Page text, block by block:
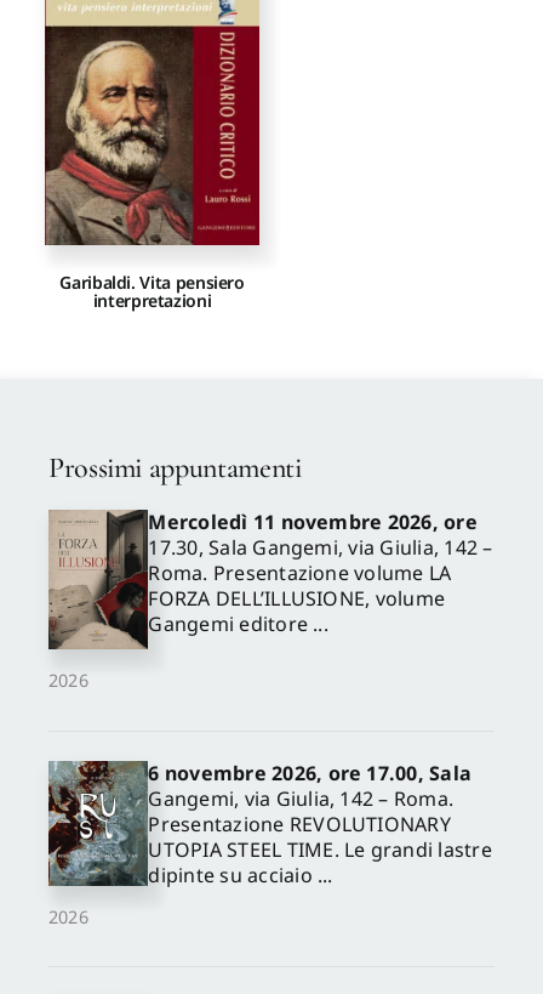
Proposte di pubblicazione
Gangemi Editore
Newsletter
Garibaldi. Vita pensiero
interpretazioni
Prossimi appuntamenti
2026
Mercoledì 11 novembre 2026, ore
17.30, Sala Gangemi, via Giulia, 142 –
Roma. Presentazione volume LA
FORZA DELL’ILLUSIONE, volume
Gangemi editore ...
2026
6 novembre 2026, ore 17.00, Sala
Gangemi, via Giulia, 142 – Roma.
Presentazione REVOLUTIONARY
UTOPIA STEEL TIME. Le grandi lastre
dipinte su acciaio ...